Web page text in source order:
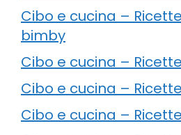
Cibo e cucina –
bimby
Cibo e cucina –
Cibo e cucina –
Cibo e cucina –